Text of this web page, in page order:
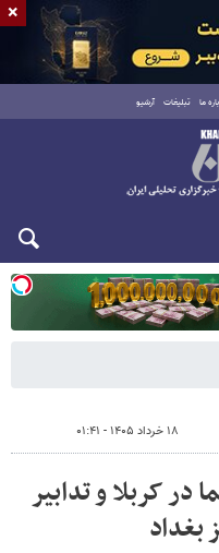
ما تبلیغات آرشیو
۱۸ خرداد ۱۴۰۵ - ۰۱:۴۱
کربلا و تدابیر
بغداد
×